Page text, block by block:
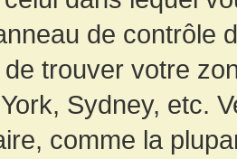
de contrôle
trouver votre
Sydney, etc.
comme la